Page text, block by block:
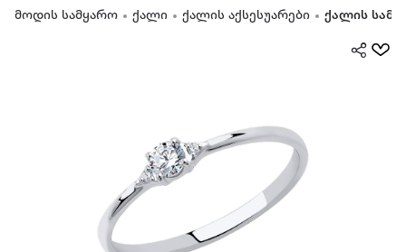
მოდის სამყარო ქალი ქალის აქსესუარები ქალის